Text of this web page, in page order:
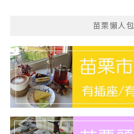
苗栗懶人包